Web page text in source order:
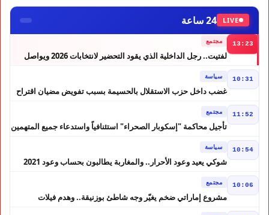
LIVE 24 ساعة
13:23 مجتمع
لفتيت.. رجل الداخلية الذي يقود التحضير لانتخابات 2026 ويواصل
10:31 سياسة
غضب داخل حزب الاستقلال بالحسيمة بسبب تفويض مضيان اقتراح
11:52 مجتمع
تأجيل محاكمة "إسكوبار الصحراء" استئنافياً واستدعاء جميع المتهمين
10:54 سياسة
شوكي يعيد وعود الأحرار.. والمغاربة يطالبون بحساب وعود 2021
10:06 مجتمع
مشروع إماراتي ضخم يغيّر وجه شاطئ بوزنيقة.. وهدم فيلات